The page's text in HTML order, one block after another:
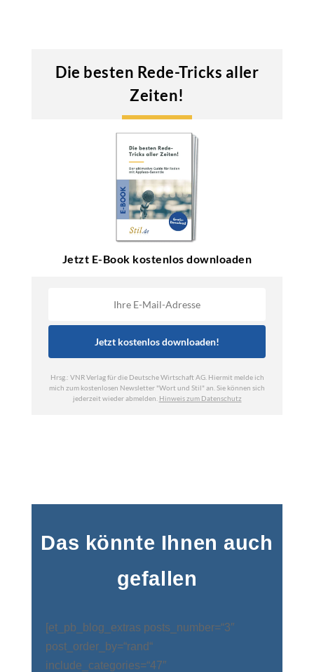
Das könnte Ihnen auch
gefallen
[et_pb_blog_extras posts_number=“3″
post_order_by=“rand“
include_categories=“47″